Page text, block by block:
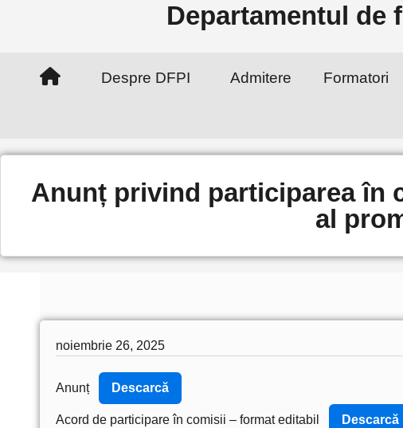
Departamentul de
Despre DFPI Admitere Formatori
Anunț privind participarea în
al
noiembrie 26, 2025
Anunț Descarcă
Acord de participare în comisii – format editabil Descarcă